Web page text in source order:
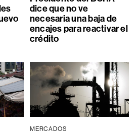
dice que no ve
necesaria una baja de
encajes para reactivar el
crédito
MERCADOS